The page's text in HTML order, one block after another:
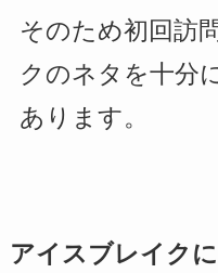
そのため初回訪
クのネタを十分
あります。
アイスブレイク